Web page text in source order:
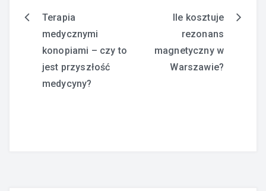
Nawigacja
wpisu
Terapia
medycznymi
konopiami – czy to
jest przyszłość
medycyny?
Ile kosztuje
rezonans
magnetyczny w
Warszawie?